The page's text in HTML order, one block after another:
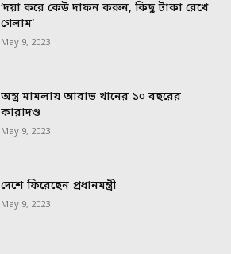
‘দয়া করে কেউ দাফন করুন, কিছু টাকা রেখে
গেলাম’
May 9, 2023
অস্ত্র মামলায় আরাভ খানের ১০ বছরের
কারাদণ্ড
May 9, 2023
দেশে ফিরেছেন প্রধানমন্ত্রী
May 9, 2023